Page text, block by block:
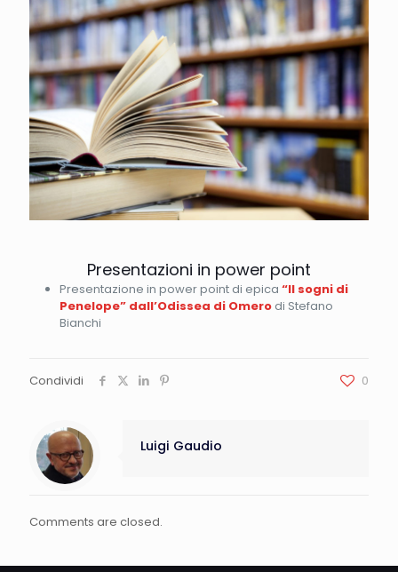
Presentazioni in power point
Presentazione in power point di epica “Il sogni di
Penelope” dall’Odissea di Omerodi Stefano
Bianchi
Condividi 0
Luigi Gaudio
Comments are closed.